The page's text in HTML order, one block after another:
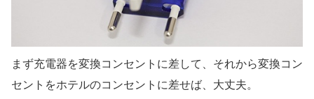
まず充電器を変換コンセントに差して、それから変換コン
セントをホテルのコンセントに差せば、大丈夫。